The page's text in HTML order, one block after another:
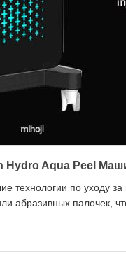
Hydro Aqua Peel
технологии по уходу
абразивных палочек,